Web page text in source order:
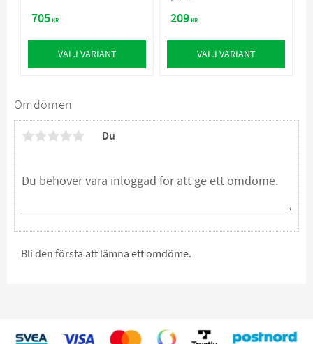
Omdömen
Du
Bli den första att lämna ett omdöme.
705KR
VÄLJ VARIANT
209KR
VÄLJ VARIANT